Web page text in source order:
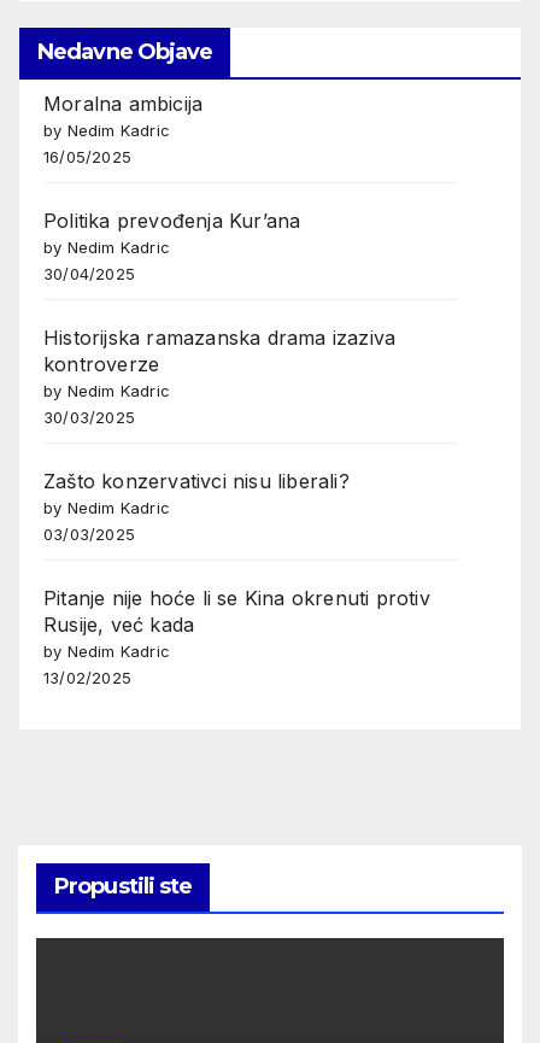
Nedavne Objave
Moralna ambicija
by Nedim Kadric
16/05/2025
Politika prevođenja Kur’ana
by Nedim Kadric
30/04/2025
Historijska ramazanska drama izaziva
kontroverze
by Nedim Kadric
30/03/2025
Zašto konzervativci nisu liberali?
by Nedim Kadric
03/03/2025
Pitanje nije hoće li se Kina okrenuti protiv
Rusije, već kada
by Nedim Kadric
13/02/2025
Propustili ste